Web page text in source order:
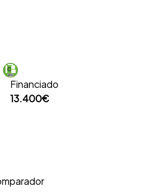
Financiado
13.400€